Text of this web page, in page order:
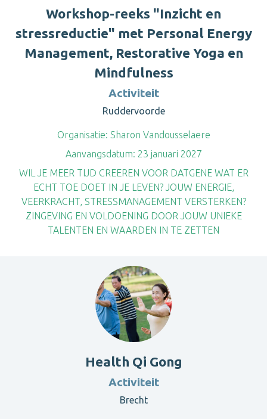
Workshop-reeks "Inzicht en
stressreductie" met Personal Energy
Management, Restorative Yoga en
Mindfulness
Activiteit
Ruddervoorde
Organisatie: Sharon Vandousselaere
Aanvangsdatum: 23 januari 2027
WIL JE MEER TIJD CREEREN VOOR DATGENE WAT ER
ECHT TOE DOET IN JE LEVEN? JOUW ENERGIE,
VEERKRACHT, STRESSMANAGEMENT VERSTERKEN?
ZINGEVING EN VOLDOENING DOOR JOUW UNIEKE
TALENTEN EN WAARDEN IN TE ZETTEN
Health Qi Gong
Activiteit
Brecht